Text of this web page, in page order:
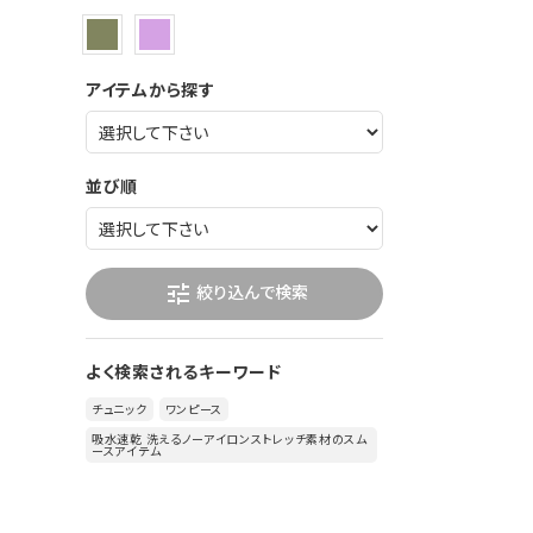
アイテムから探す
並び順
tune 絞り込んで検索
よく検索されるキーワード
チュニック
ワンピース
吸水速乾 洗えるノーアイロンストレッチ素材のスム
ースアイテム